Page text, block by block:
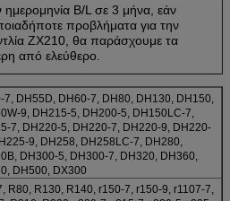
ημερομηνία B/L σε 3 μήνα, εάν
προβλήματα για την
ZX210, θα παράσχουμε τα
από ελεύθερο.
7, DH55D, DH60-7, DH80, DH130, DH150,
9, DH215-5, DH200-5, DH150LC-7,
7, DH220-5, DH220-7, DH220-9, DH220-
9, DH258, DH258LC-7, DH280,
DH300-5, DH300-7, DH320, DH360,
DH500, DX300
R80, R130, R140, r150-7, r150-9, r1107-7,